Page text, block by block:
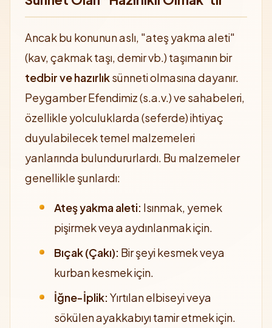
Ancak bu konunun aslı, "ateş yakma aleti"
(kav, çakmak taşı, demir vb.) taşımanın bir
tedbir ve hazırlıksünneti olmasına dayanır.
Peygamber Efendimiz (s.a.v.) ve sahabeleri,
özellikle yolculuklarda (seferde) ihtiyaç
duyulabilecek temel malzemeleri
yanlarında bulundururlardı. Bu malzemeler
genellikle şunlardı:
Ateş yakma aleti: Isınmak, yemek
pişirmek veya aydınlanmak için.
Bıçak (Çakı): Bir şeyi kesmek veya
kurban kesmek için.
İğne-İplik:Yırtılan elbiseyi veya
sökülen ayakkabıyı tamir etmek için.